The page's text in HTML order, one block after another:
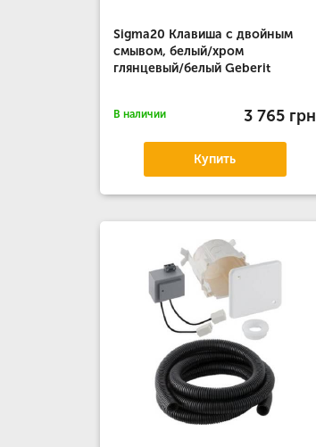
Sigma20 Клавиша с двойным
смывом, белый/хром
глянцевый/белый Geberit
В наличии 3 765 грн
Купить